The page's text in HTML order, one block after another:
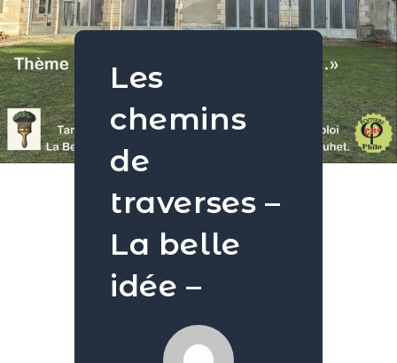
Les
chemins
de
traverses –
La belle
idée –